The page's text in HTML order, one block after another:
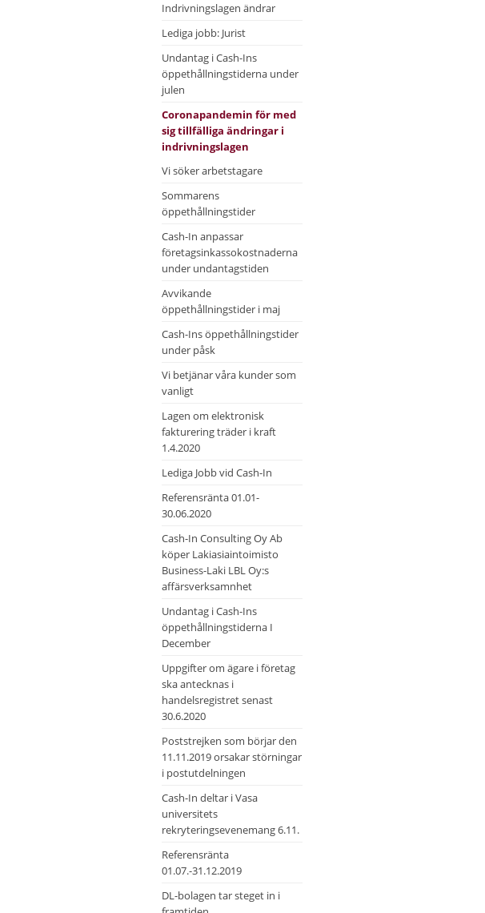
Indrivningslagen ändrar
Lediga jobb: Jurist
Undantag i Cash-Ins
öppethållningstiderna under
julen
Coronapandemin för med
sig tillfälliga ändringar i
indrivningslagen
Vi söker arbetstagare
Sommarens
öppethållningstider
Cash-In anpassar
företagsinkassokostnaderna
under undantagstiden
Avvikande
öppethållningstider i maj
Cash-Ins öppethållningstider
under påsk
Vi betjänar våra kunder som
vanligt
Lagen om elektronisk
fakturering träder i kraft
1.4.2020
Lediga Jobb vid Cash-In
Referensränta 01.01-
30.06.2020
Cash-In Consulting Oy Ab
köper Lakiasiaintoimisto
Business-Laki LBL Oy:s
affärsverksamnhet
Undantag i Cash-Ins
öppethållningstiderna I
December
Uppgifter om ägare i företag
ska antecknas i
handelsregistret senast
30.6.2020
Poststrejken som börjar den
11.11.2019 orsakar störningar
i postutdelningen
Cash-In deltar i Vasa
universitets
rekryteringsevenemang 6.11.
Referensränta
01.07.-31.12.2019
DL-bolagen tar steget in i